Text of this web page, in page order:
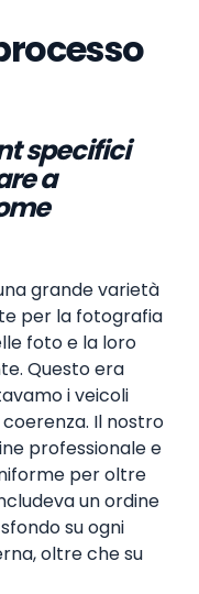
specifici
a
grande varietà
per la fotografia
foto e la loro
Questo era
i veicoli
Il nostro
professionale e
per oltre
un ordine
su ogni
oltre che su